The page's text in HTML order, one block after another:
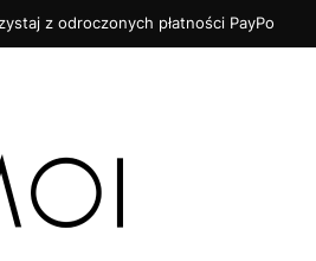
z odroczonych płatności PayPo